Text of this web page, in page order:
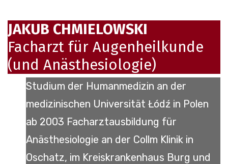
JAKUB CHMIELOWSKI
Facharzt für Augenheilkunde
(und Anästhesiologie)
Studium der Humanmedizin an der
medizinischen Universität Łódź in Polen
ab 2003 Facharztausbildung für
Anästhesiologie an der Collm Klinik in
Oschatz, im Kreiskrankenhaus Burg und